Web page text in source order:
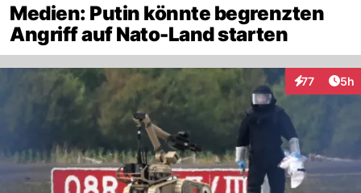
Medien: Putin könnte begrenzten
Angriff auf Nato-Land starten
77
Interaktionen
5h